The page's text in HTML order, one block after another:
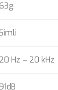
Hz – 20 kHz